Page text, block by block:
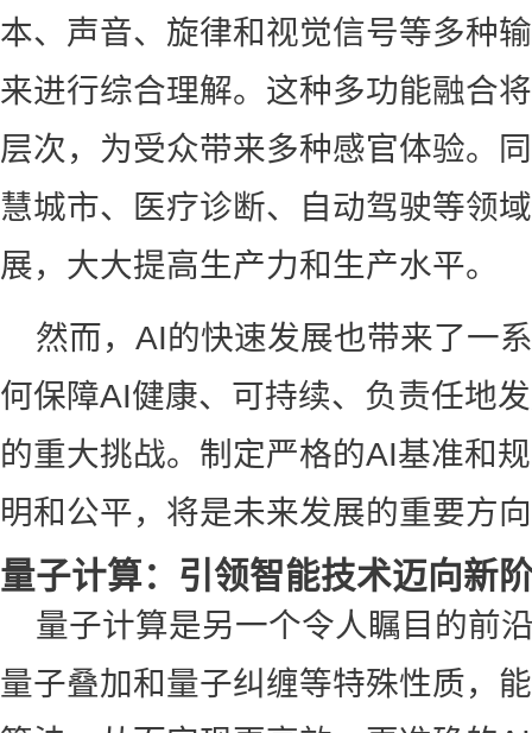
本、声音、旋律和视觉信号等多种
来进行综合理解。这种多功能融合
层次，为受众带来多种感官体验。
慧城市、医疗诊断、自动驾驶等领
展，大大提高生产力和生产水平。
然而，AI的快速发展也带来了一
何保障AI健康、可持续、负责任地
的重大挑战。制定严格的AI基准和
明和公平，将是未来发展的重要方
量子计算：引领智能技术迈向新
量子计算是另一个令人瞩目的前
量子叠加和量子纠缠等特殊性质，